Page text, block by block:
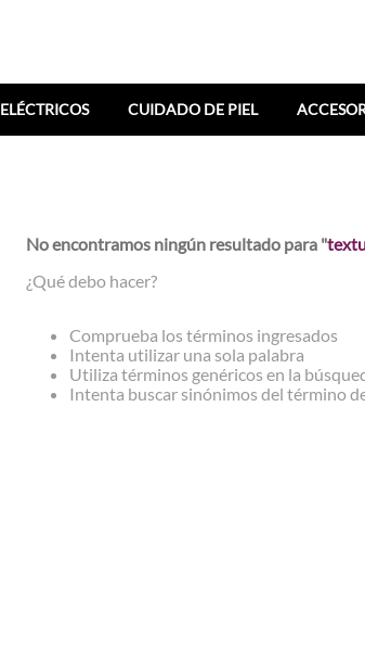
ELÉCTRICOS CUIDADO DE PIEL
No encontramos ningún resultado para "
¿Qué debo hacer?
Comprueba los términos ingresados
Intenta utilizar una sola palabra
Utiliza términos genéricos en la
Intenta buscar sinónimos del término